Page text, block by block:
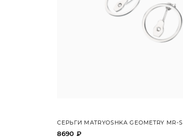
СЕРЬГИ MATRYOSHKA GEOMETRY MR-S
8690 ₽